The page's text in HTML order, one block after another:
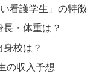
看護学生」の特徴
・体重は？
校は？
の収入予想